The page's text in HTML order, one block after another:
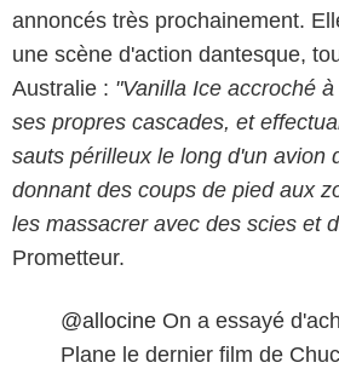
annoncés très prochainement.
une scène d'action dantesque,
Australie : "Vanilla Ice accroché
ses propres cascades, et
sauts périlleux le long d'un avion
donnant des coups de pied aux
les massacrer avec des scies et
Prometteur.
@allocine On a essayé
Plane le dernier film de